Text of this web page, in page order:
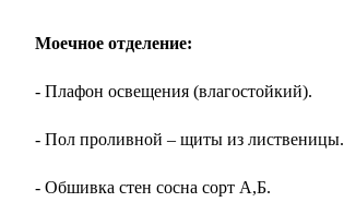
Моечное отделение:
- Плафон освещения (влагостойкий).
- Пол проливной – щиты из лиственицы.
- Обшивка стен сосна сорт А,Б.